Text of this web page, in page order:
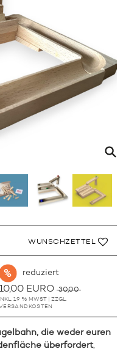
WUNSCHZETTEL
reduziert
EURO 30,00
INKL. 19 % MWST | ZZGL.
die weder euren
überfordert,